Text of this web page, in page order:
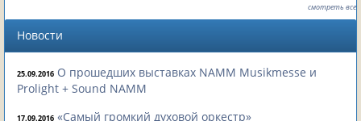
смотреть все
Новости
25.09.2016 О прошедших выставках NAMM Musikmesse и
Prolight + Sound NAMM
17.09.2016 «Самый громкий духовой оркестр»